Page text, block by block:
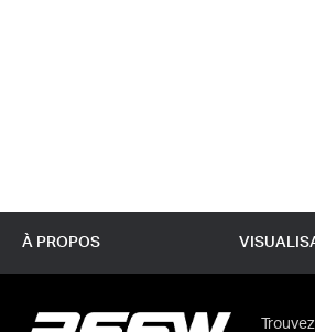
À PROPOS